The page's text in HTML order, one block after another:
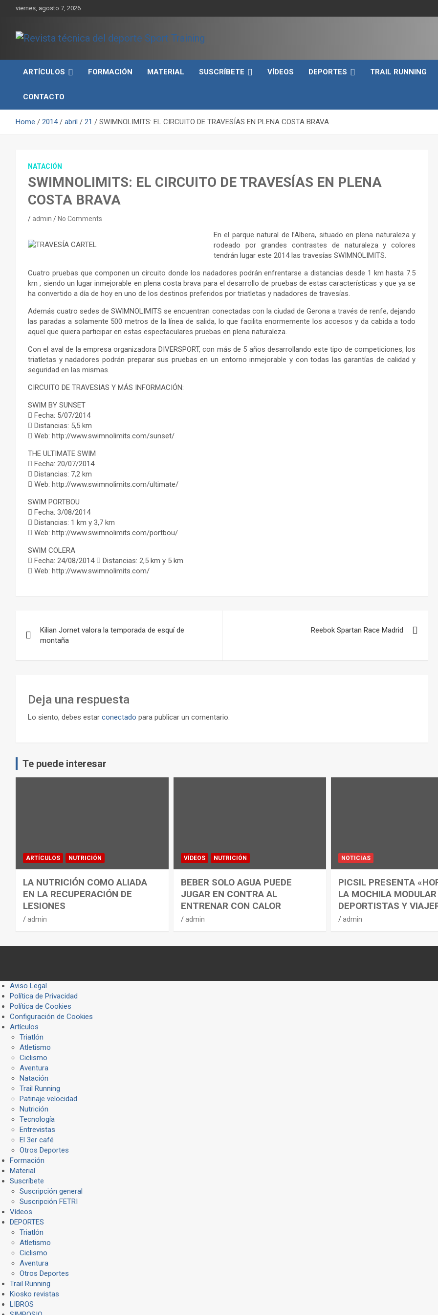
viernes, agosto 7, 2026
Revista técnica del
deporte Sport Training
rendimiento, nutrición y entrenamiento.
ARTÍCULOS
FORMACIÓN MATERIAL SUSCRÍBETE VÍDEOS DEPORTES TRAIL RUNNING
CONTACTO
Home 2014 abril 21 SWIMNOLIMITS: EL CIRCUITO DE TRAVESÍAS EN PLENA COSTA BRAVA
NATACIÓN
SWIMNOLIMITS: EL CIRCUITO DE TRAVESÍAS EN PLENA
COSTA BRAVA
admin No Comments
En el parque natural de l’Albera, situado en plena naturaleza y
rodeado por grandes contrastes de naturaleza y colores
tendrán lugar este 2014 las travesías SWIMNOLIMITS.
Cuatro pruebas que componen un circuito donde los nadadores podrán enfrentarse a distancias desde 1 km hasta 7.5
km , siendo un lugar inmejorable en plena costa brava para el desarrollo de pruebas de estas características y que ya se
ha convertido a día de hoy en uno de los destinos preferidos por triatletas y nadadores de travesías.
Además cuatro sedes de SWIMNOLIMITS se encuentran conectadas con la ciudad de Gerona a través de renfe, dejando
las paradas a solamente 500 metros de la línea de salida, lo que facilita enormemente los accesos y da cabida a todo
aquel que quiera participar en estas espectaculares pruebas en plena naturaleza.
Con el aval de la empresa organizadora DIVERSPORT, con más de 5 años desarrollando este tipo de competiciones, los
triatletas y nadadores podrán preparar sus pruebas en un entorno inmejorable y con todas las garantías de calidad y
seguridad en las mismas.
CIRCUITO DE TRAVESIAS Y MÁS INFORMACIÓN:
SWIM BY SUNSET
 Fecha: 5/07/2014
 Distancias: 5,5 km
 Web: http://www.swimnolimits.com/sunset/
THE ULTIMATE SWIM
 Fecha: 20/07/2014
 Distancias: 7,2 km
 Web: http://www.swimnolimits.com/ultimate/
SWIM PORTBOU
 Fecha: 3/08/2014
 Distancias: 1 km y 3,7 km
 Web: http://www.swimnolimits.com/portbou/
SWIM COLERA
 Fecha: 24/08/2014  Distancias: 2,5 km y 5 km
 Web: http://www.swimnolimits.com/
de
entradas
Kilian Jornet valora la temporada de esquí de
montaña
Reebok Spartan Race Madrid
Deja una respuesta
Lo siento, debes estar conectado para publicar un comentario.
Te puede interesar
ARTÍCULOS NUTRICIÓN
LA NUTRICIÓN COMO ALIADA
EN LA RECUPERACIÓN DE
LESIONES
admin
VÍDEOS NUTRICIÓN
BEBER SOLO AGUA PUEDE
JUGAR EN CONTRA AL
ENTRENAR CON CALOR
admin
NOTICIAS
PICSIL PRESENTA
LA MOCHILA
DEPORTISTAS Y
admin
Aviso Legal
Política de Privacidad
Política de Cookies
Configuración de Cookies
Artículos
Triatlón
Atletismo
Ciclismo
Aventura
Natación
Trail Running
Patinaje velocidad
Nutrición
Tecnología
Entrevistas
El 3er café
Otros Deportes
Formación
Material
Suscríbete
Suscripción general
Suscripción FETRI
Vídeos
DEPORTES
Triatlón
Atletismo
Ciclismo
Aventura
Otros Deportes
Trail Running
Kiosko revistas
LIBROS